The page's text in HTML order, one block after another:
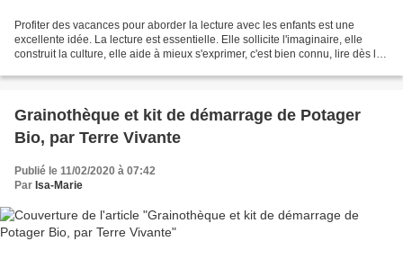
Profiter des vacances pour aborder la lecture avec les enfants est une
excellente idée. La lecture est essentielle. Elle sollicite l'imaginaire, elle
construit la culture, elle aide à mieux s'exprimer, c'est bien connu, lire dès le
Grainothèque et kit de démarrage de Potager
Bio, par Terre Vivante
Publié le 11/02/2020 à 07:42
Par Isa-Marie